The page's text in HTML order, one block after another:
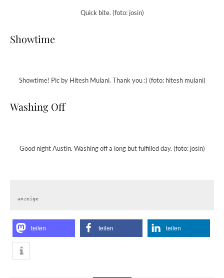
Quick bite. (foto: josin)
Showtime
Showtime! Pic by Hitesh Mulani. Thank you :) (foto: hitesh mulani)
Washing Off
Good night Austin. Washing off a long but fulfilled day. (foto: josin)
anzeige
teilen teilen teilen